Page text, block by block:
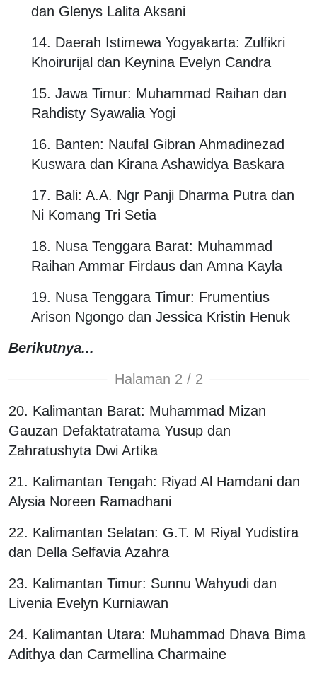
dan Glenys Lalita Aksani
14. Daerah Istimewa Yogyakarta: Zulfikri
Khoirurijal dan Keynina Evelyn Candra
15. Jawa Timur: Muhammad Raihan dan
Rahdisty Syawalia Yogi
16. Banten: Naufal Gibran Ahmadinezad
Kuswara dan Kirana Ashawidya Baskara
17. Bali: A.A. Ngr Panji Dharma Putra dan
Ni Komang Tri Setia
18. Nusa Tenggara Barat: Muhammad
Raihan Ammar Firdaus dan Amna Kayla
19. Nusa Tenggara Timur: Frumentius
Arison Ngongo dan Jessica Kristin Henuk
Berikutnya...
Halaman 2 / 2
20. Kalimantan Barat: Muhammad Mizan
Gauzan Defaktatratama Yusup dan
Zahratushyta Dwi Artika
21. Kalimantan Tengah: Riyad Al Hamdani dan
Alysia Noreen Ramadhani
22. Kalimantan Selatan: G.T. M Riyal Yudistira
dan Della Selfavia Azahra
23. Kalimantan Timur: Sunnu Wahyudi dan
Livenia Evelyn Kurniawan
24. Kalimantan Utara: Muhammad Dhava Bima
Adithya dan Carmellina Charmaine